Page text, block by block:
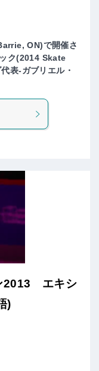
ON)で開催さ
ク(2014 Skate
表-ガブリエル・
2013 エキシ
)